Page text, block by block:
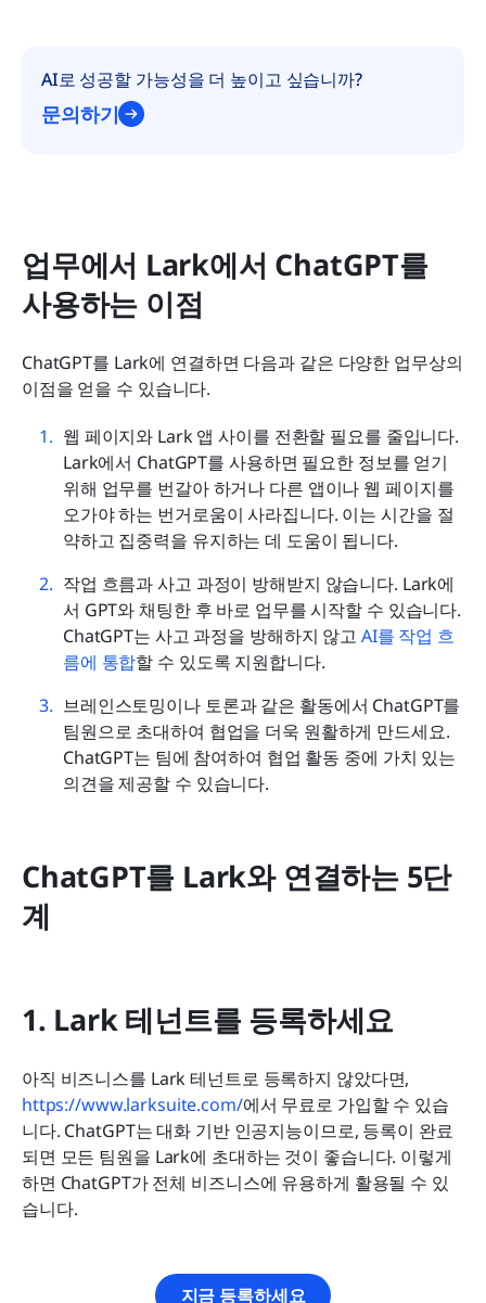
AI로 성공할 가능성을 더 높이고 싶습니까?
문의하기
업무에서 Lark에서 ChatGPT를
사용하는 이점
ChatGPT를 Lark에 연결하면 다음과 같은 다양한 업무상의
이점을 얻을 수 있습니다.
웹 페이지와 Lark 앱 사이를 전환할 필요를 줄입니다.
Lark에서 ChatGPT를 사용하면 필요한 정보를 얻기
위해 업무를 번갈아 하거나 다른 앱이나 웹 페이지를
오가야 하는 번거로움이 사라집니다. 이는 시간을 절
약하고 집중력을 유지하는 데 도움이 됩니다.
작업 흐름과 사고 과정이 방해받지 않습니다. Lark에
서 GPT와 채팅한 후 바로 업무를 시작할 수 있습니다.
ChatGPT는 사고 과정을 방해하지 않고 AI를 작업 흐
름에 통합할 수 있도록 지원합니다.
브레인스토밍이나 토론과 같은 활동에서 ChatGPT를
팀원으로 초대하여 협업을 더욱 원활하게 만드세요.
ChatGPT는 팀에 참여하여 협업 활동 중에 가치 있는
의견을 제공할 수 있습니다.
ChatGPT를 Lark와 연결하는 5단
계
1. Lark 테넌트를 등록하세요
https://www.larksuite.com/에서 무료로 가입할 수 있습
니다. ChatGPT는 대화 기반 인공지능이므로, 등록이 완료
되면 모든 팀원을 Lark에 초대하는 것이 좋습니다. 이렇게
하면 ChatGPT가 전체 비즈니스에 유용하게 활용될 수 있
습니다.
지금 등록하세요